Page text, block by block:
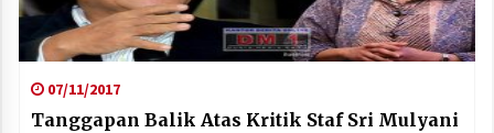
07/11/2017
Tanggapan Balik Atas Kritik Staf Sri Mulyani